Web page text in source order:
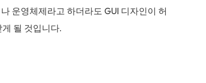
운영체제라고 하더라도 GUI 디자인이 허
될 것입니다.